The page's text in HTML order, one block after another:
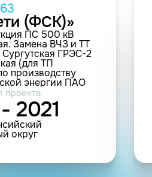
(ФСК)»
ПС 500 кВ
Замена ВЧЗ и ТТ
ГРЭС-2
(для ТП
производству
энергии ПАО
проекта
2021
округ